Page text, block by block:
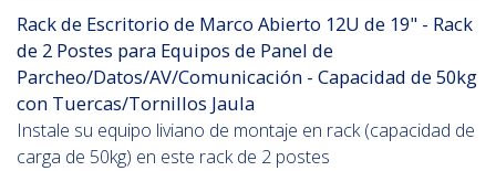
Rack de Escritorio de Marco Abierto 12U de 19" - Rack
de 2 Postes para Equipos de Panel de
Parcheo/Datos/AV/Comunicación - Capacidad de 50kg
con Tuercas/Tornillos Jaula
Instale su equipo liviano de montaje en rack (capacidad de
carga de 50kg) en este rack de 2 postes